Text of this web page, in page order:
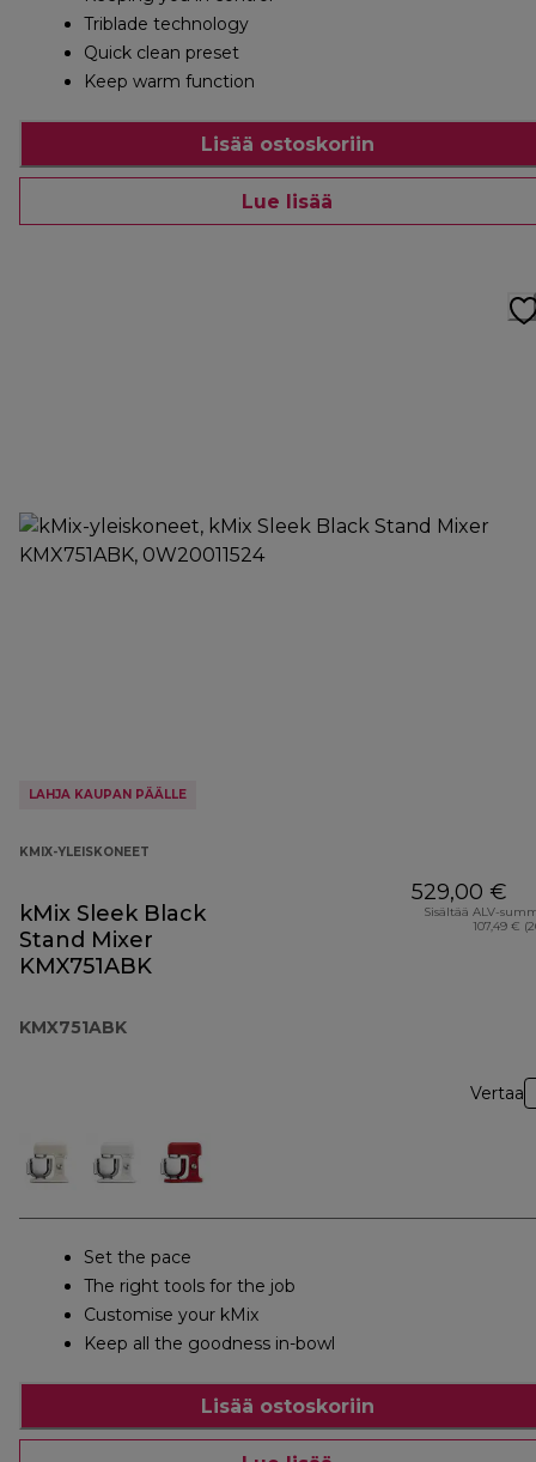
Triblade technology
Quick clean preset
Keep warm function
Lisää ostoskoriin
Lue lisää
LAHJA KAUPAN PÄÄLLE
KMIX-YLEISKONEET
kMix Sleek Black
Stand Mixer
KMX751ABK
KMX751ABK
529,00 €
Sisältää ALV-
107,49 €
Vertaa
Set the pace
The right tools for the job
Customise your kMix
Keep all the goodness in-bowl
Lisää ostoskoriin